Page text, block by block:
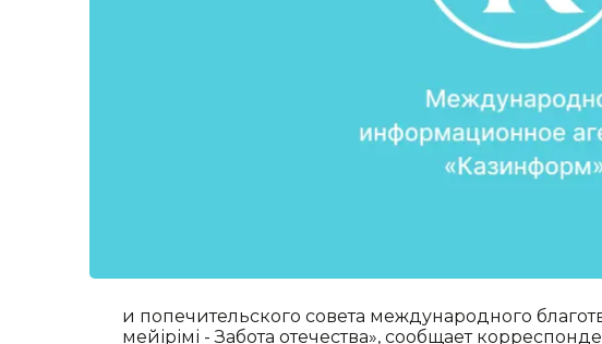
и попечительского совета международного
мейірімі - Забота отечества», сообщает